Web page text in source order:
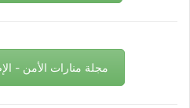
مجلة منارات الأمن -